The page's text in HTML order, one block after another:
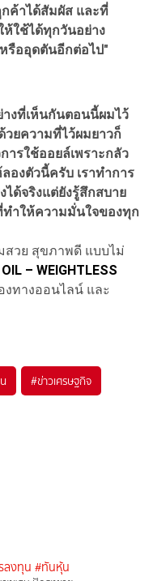
ค้าได้สัมผัส และที่
ใช้ได้ทุกวันอย่าง
รืออุดตันอีกต่อไป"
างที่เห็นกันตอนนี้ผมไว้
วยความที่ไว้ผมยาวก็
ารใช้ออยล์เพราะกลัว
องตัวนี้ครับ เราทำการ
ด้จริงแต่ยังรู้สึกสบาย
ทำให้ความมั่นใจของทุก
วย สุขภาพดี แบบไม่
– WEIGHTLESS
ทางออนไลน์ และ
#ข่าวเศรษฐกิจ
ลงทุน #ทันหุ้น